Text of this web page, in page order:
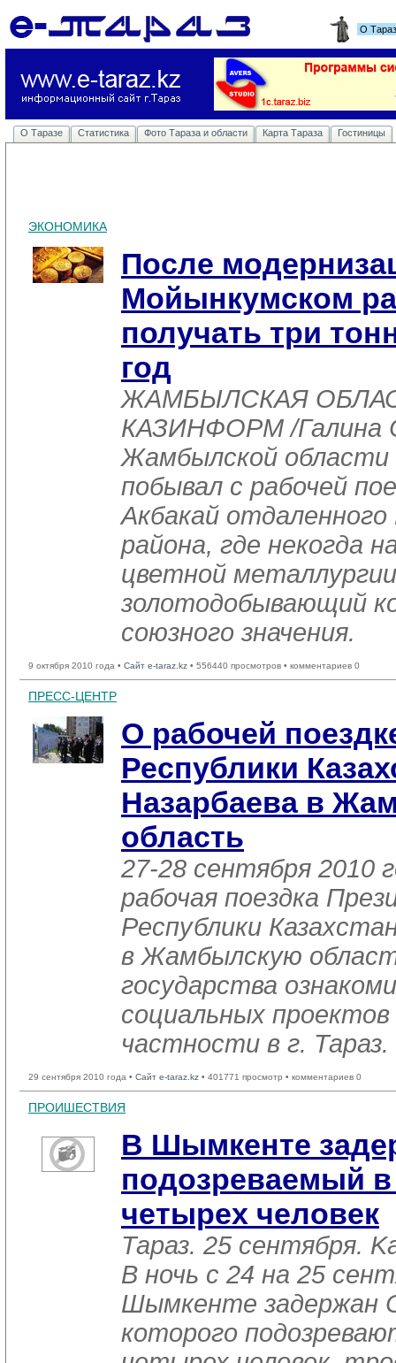
О
О Таразе Статистика Фото Тараза и области Карта Тараза Гостиницы
ЭКОНОМИКА
После
Мойынкумском
получать три
год
ЖАМБЫЛСКАЯ
КАЗИНФОРМ /Галина
Жамбылской области
побывал с рабочей
Акбакай
района, где некогда
цветной
золотодобывающий
союзного значения.
9 октября 2010 года • Сайт e-taraz.kz • 556440 просмотров • комментариев 0
ПРЕСС-ЦЕНТР
О рабочей
Республики
Назарбаева в
область
27-28 сентября 2010
рабочая поездка
Республики
в Жамбылскую
государства
социальных проектов
частности в г. Тараз.
29 сентября 2010 года • Сайт e-taraz.kz • 401771 просмотр • комментариев 0
ПРОИШЕСТВИЯ
В Шымкенте
подозреваемый в
четырех человек
Тараз. 25 сентября.
В ночь с 24 на 25
Шымкенте задержан
которого